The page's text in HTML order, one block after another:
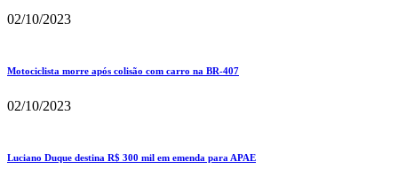
02/10/2023
Motociclista morre após colisão com carro na BR-407
02/10/2023
Luciano Duque destina R$ 300 mil em emenda para APAE